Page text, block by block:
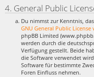
4. General Public
Du nimmst zur Kenntnis,
GNU General Public License
phpBB Limited
werden durch die
Verfügung gestellt. Beide
die Software verwendet
Software für bestimmte
Foren Einfluss nehmen.